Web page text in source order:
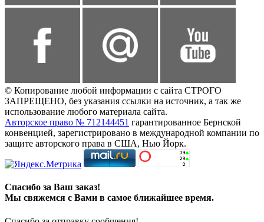
© Копирование любой информации с сайта СТРОГО
ЗАПРЕЩЕНО, без указания ссылки на источник, а так же
использование любого материала сайта.
Авторское право № 712144451 гарантированное Бернской
конвенцией, зарегистрировано в международной компании по
защите авторского права в США, Нью Йорк.
Спасибо за Ваш заказ!
Мы свяжемся с Вами в самое ближайшее время.